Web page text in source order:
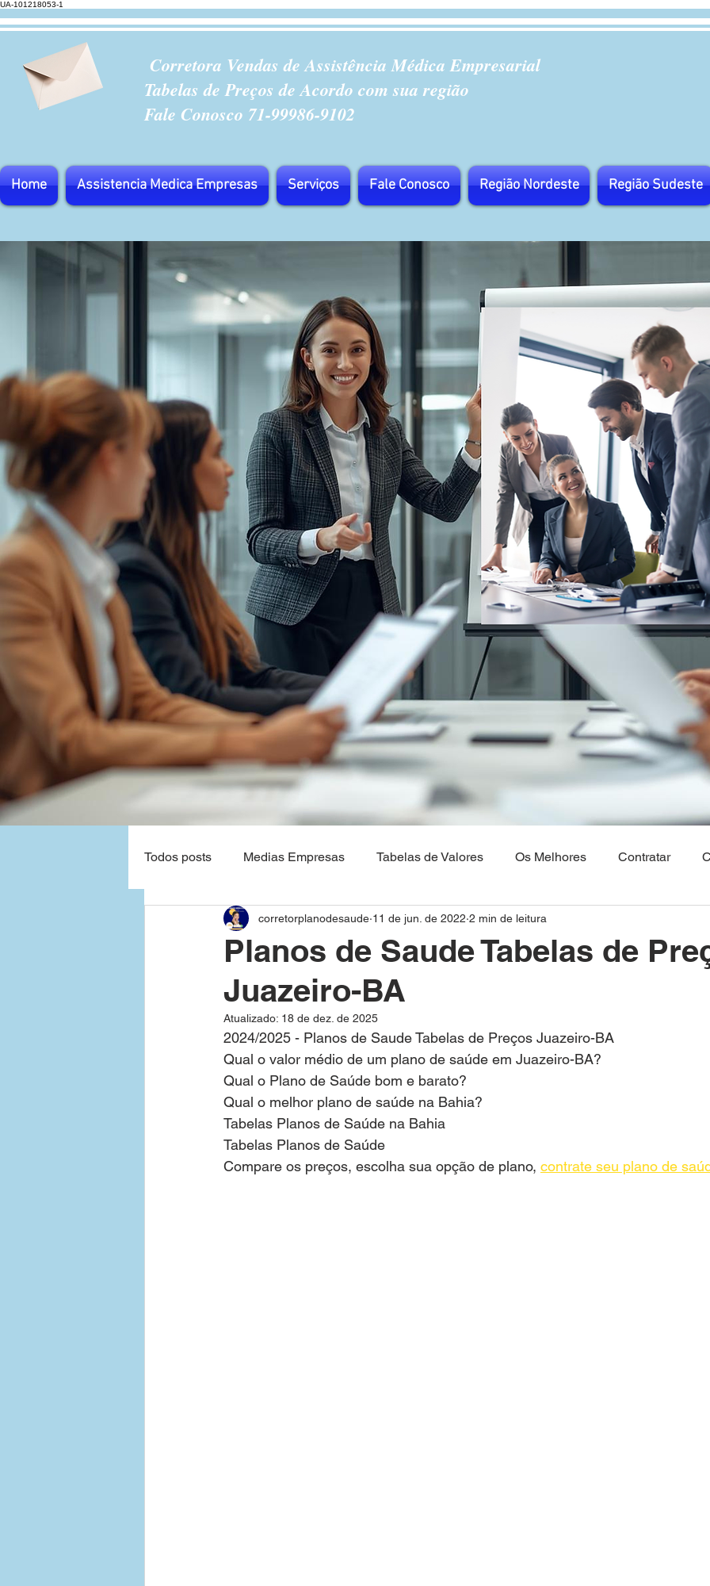
UA-101218053-1
Corretora Vendas de Assistência Médica Empresarial
Tabelas de Preços de Acordo com sua região
Fale Conosco 71-99986-9102
Home Assistencia Medica Empresas Serviços Fale Conosco Região Nordeste Região Sudeste
Todos posts Medias Empresas Tabelas de Valores Os Melhores Contratar
Natal - Rio Grande do Norte Os Melhores Planos de saude
Planos de Saude Empresas Bahia
Grandes Empresas São Paulo Brasilia Maranhão Venda Digital
Tabelas de Preços - Empresas Cotação Planos de Saude
Contratar Plano de Saude Empresas Contratar Planos Empresariais Portfolio Plano
Planos de Saude Tabelas de
Juazeiro-BA
corretorplanodesaude 11 de jun. de 2022 2 min de leitura
Atualizado: 18 de dez. de 2025
2024/2025 - Planos de Saude Tabelas de Preços Juazeiro-BA
Qual o valor médio de um plano de saúde em Juazeiro-BA?
Qual o Plano de Saúde bom e barato?
Qual o melhor plano de saúde na Bahia?
Tabelas Planos de Saúde na Bahia
Tabelas Planos de Saúde
Compare os preços, escolha sua opção de plano, contrate seu plano de